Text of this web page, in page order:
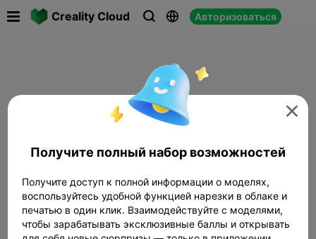
Creality Cloud   Авторизоваться

Получите полный набор возможностей
Получите доступ к полной информации о моделях,
воспользуйтесь удобной функцией нарезки в облаке и
печатью в один клик. Взаимодействуйте с моделями,
чтобы зарабатывать эксклюзивные баллы и открывать